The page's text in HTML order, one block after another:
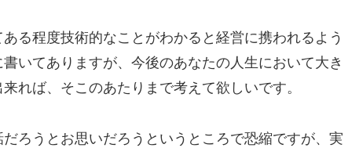
る程度技術的なことがわかると経営に携われるよう
いてありますが、今後のあなたの人生において大き
れば、そこのあたりまで考えて欲しいです。
ろうとお思いだろうというところで恐縮ですが、実